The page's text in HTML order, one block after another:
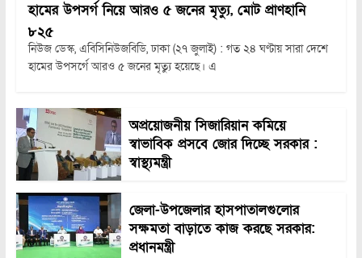
হামের উপসর্গ নিয়ে আরও ৫ জনের মৃত্যু, মোট প্রাণহানি
৮২৫
নিউজ ডেস্ক, এবিসিনিউজবিডি, ঢাকা (২৭ জুলাই) : গত ২৪ ঘণ্টায় সারা দেশে
হামের উপসর্গে আরও ৫ জনের মৃত্যু হয়েছে। এ
অপ্রয়োজনীয় সিজারিয়ান কমিয়ে
স্বাভাবিক প্রসবে জোর দিচ্ছে সরকার :
স্বাস্থ্যমন্ত্রী
জেলা-উপজেলার হাসপাতালগুলোর
সক্ষমতা বাড়াতে কাজ করছে সরকার:
প্রধানমন্ত্রী